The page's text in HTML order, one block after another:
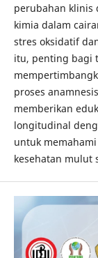
perubahan klinis
kimia dalam
stres oksidatif
itu, penting bagi
proses
memberikan
longitudinal
untuk
kesehatan mulut